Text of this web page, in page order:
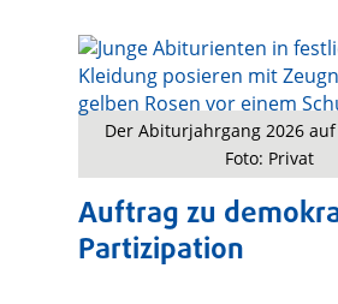
Der Abiturjahrgang 2026
Foto: Privat
Auftrag zu
Partizipation